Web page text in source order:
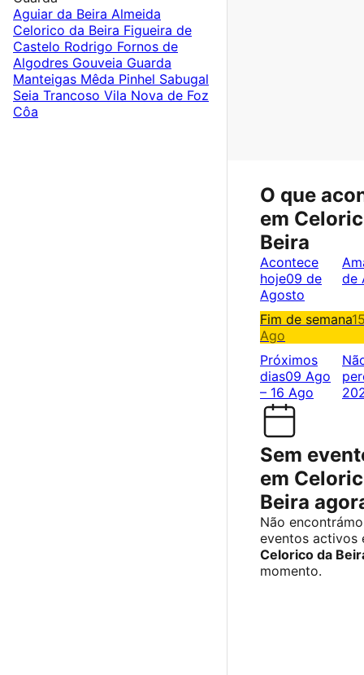
O que
em
Beira
Acontece
hoje09 de
Agosto
de
Fim de semana
Ago
Próximos
dias09 Ago
– 16 Ago
Sem
em
Beira
Não
eventos activos
Celorico da
momento.
Aguiar da Beira Almeida
Celorico da Beira Figueira de
Castelo Rodrigo Fornos de
Algodres Gouveia Guarda
Manteigas Mêda Pinhel Sabugal
Seia Trancoso Vila Nova de Foz
Côa